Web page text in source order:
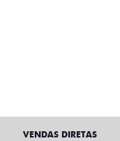
VENDAS DIRETAS